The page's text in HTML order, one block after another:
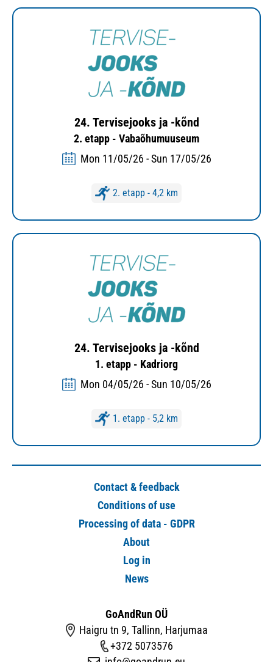
24. Tervisejooks ja -kõnd
2. etapp - Vabaõhumuuseum
Mon 11/05/26 - Sun 17/05/26
2. etapp - 4,2 km
24. Tervisejooks ja -kõnd
1. etapp - Kadriorg
Mon 04/05/26 - Sun 10/05/26
1. etapp - 5,2 km
Contact & feedback
Conditions of use
Processing of data - GDPR
About
Log in
News
GoAndRun OÜ
Haigru tn 9, Tallinn, Harjumaa
+372 5073576